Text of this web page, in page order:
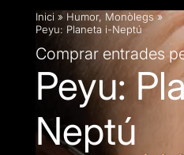
Inici » Humor, Monòlegs»
Peyu: Planeta i-Neptú
Comprar entrades
Peyu:
Neptú